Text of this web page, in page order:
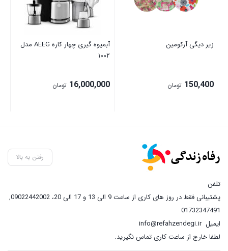
زیر دیگی آرکومین
150,400 تومان
آبمیوه گیری چهار کاره AEEG مدل
۱۰۰۲
16,000,000 تومان
رفتن به بالا
تلفن
پشتیبانی فقط در روز های کاری از ساعت 9 الی 13 و 17 الی 20، 09022442002
,
01732347491
ایمیلinfo@refahzendegi.ir
لطفا خارج از ساعت کاری تماس نگیرید.